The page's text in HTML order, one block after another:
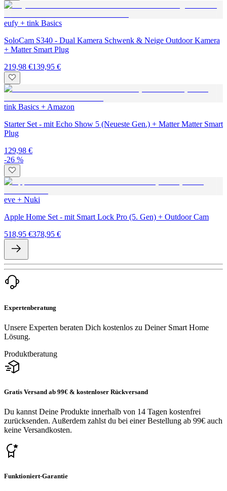
eufy + tink Basics
SoloCam S340 - Dual Kamera Schwenk & Neige Outdoor Kamera
+ Matter Smart Plug
219,98 €139,95 €
tink Basics + Amazon
Starter Set - mit Echo Show 5 (Neueste Gen.) + Matter Matter Smart
Plug
129,98 €
-26 %
eve + Nuki
Apple Home Set - mit Smart Lock Pro (5. Gen) + Outdoor Cam
518,95 €378,95 €
Expertenberatung
Unsere Experten beraten Dich kostenlos zu Deiner Smart Home
Lösung.
Produktberatung
Gratis Versand ab 99€ & kostenloser Rückversand
Du kannst Deine Produkte innerhalb von 14 Tagen kostenfrei
zurücksenden. Außerdem zahlst du bei einer Bestellung ab 99€ auch
keine Versandkosten.
Funktioniert-Garantie